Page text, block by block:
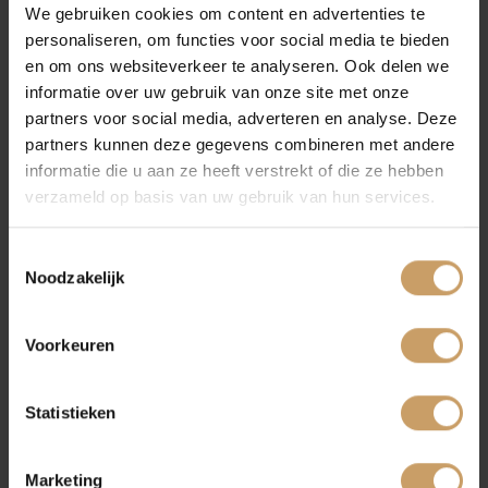
We gebruiken cookies om content en advertenties te
personaliseren, om functies voor social media te bieden
en om ons websiteverkeer te analyseren. Ook delen we
informatie over uw gebruik van onze site met onze
partners voor social media, adverteren en analyse. Deze
partners kunnen deze gegevens combineren met andere
informatie die u aan ze heeft verstrekt of die ze hebben
verzameld op basis van uw gebruik van hun services.
Noodzakelijk
Voorkeuren
Statistieken
Marketing
Wij als organisatie hebben de persoonsgegevens
alleen opgeslagen op computers / servers met
beveiligingssoftware waarbij zowel de
beveiligingssoftware als het besturingssysteem
ingesteld zijn om automatisch updates op te halen
en te installeren.
Wij als organisatie verklaren dat wij nooit
persoonsgegevens overdragen aan of opslaan bij
Wij als organisatie hebben de opgeslagen
persoonsgegevens beveiligd met een back-up.
Wij als organisatie verklaren dat wij alle
persoonsgegevens, die wij buiten de financiële
administratie om verwerken, vernietigen als de
overeenkomst op grond waarvan ze verkregen zijn
Wij als organisatie vragen vooraf altijd toestemming
Autoverzekeringen
Verkoop
Auto onderhoud
Over Autobedrijf De Baaij
Contact